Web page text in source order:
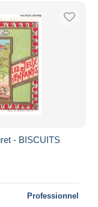
- BISCUITS
Professionnel